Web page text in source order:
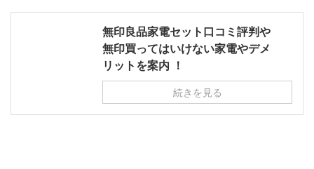
無印良品家電セット口コミ評判や
無印買ってはいけない家電やデメ
リットを案内 ！
続きを見る